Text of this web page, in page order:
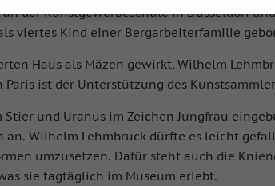
der Kunstgewerbeschule in Düsseldorf
viertes Kind einer Bergarbeiterfamilie
Haus als Mäzen gewirkt, Wilhelm
ist der Unterstützung des
und Uranus im Zeichen Jungfrau
an. Wilhelm Lehmbruck dürfte es leicht
umzusetzen. Dafür steht auch die
sie tagtäglich im Museum erlebt.
um Erlaubnis bitten.
andere Technologien auf unserer Website.
B. IP-Adressen), z. B. für personalisierte
Informationen über die Verwendung Ihrer
über alle verwendeten Cookies. Sie können
Informationen anzeigen lassen und so